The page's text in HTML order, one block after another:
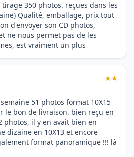
tirage 350 photos. reçues dans les
Qualité, emballage, prix tout
d'envoyer son CD photos,
ne nous permet pas de les
est vraiment un plus
★★
51 photos format 10X15
le bon de livraison. bien reçu en
photos, il y en avait bien en
dizaine en 10X13 et encore
format panoramique !!! là